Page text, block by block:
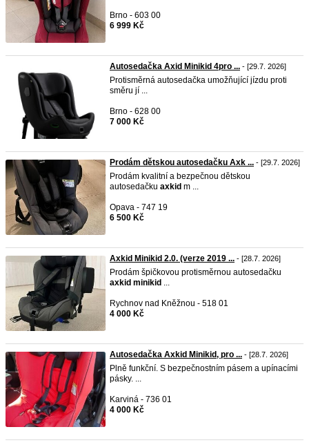
Brno - 603 00
6 999 Kč
Autosedačka Axid Minikid 4pro ... - [29.7. 2026]
Protisměrná autosedačka umožňující jízdu proti
směru jí ...
Brno - 628 00
7 000 Kč
Prodám dětskou autosedačku Axk ... - [29.7. 2026]
Prodám kvalitní a bezpečnou dětskou
autosedačku axkid m ...
Opava - 747 19
6 500 Kč
Axkid Minikid 2.0. (verze 2019 ... - [28.7. 2026]
Prodám špičkovou protisměrnou autosedačku
axkid minikid ...
Rychnov nad Kněžnou - 518 01
4 000 Kč
Autosedačka Axkid Minikid, pro ... - [28.7. 2026]
Plně funkční. S bezpečnostním pásem a upínacími
pásky. ...
Karviná - 736 01
4 000 Kč